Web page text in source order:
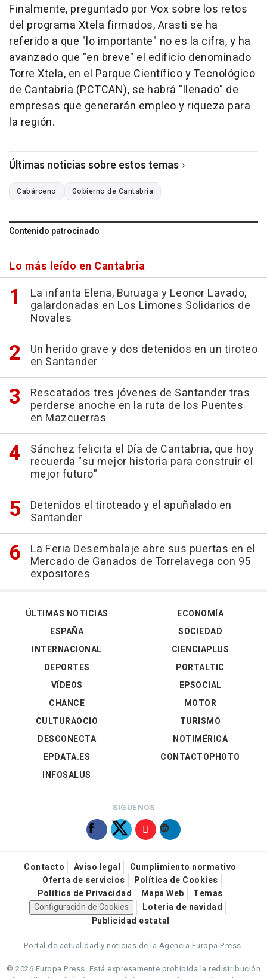
Finalmente, preguntado por Vox sobre los retos
del programa Xtela firmados, Arasti se ha
referido a que "lo importante" no es la cifra, y ha
avanzado que "en breve" el edificio denominado
Torre Xtela, en el Parque Científico y Tecnológico
de Cantabria (PCTCAN), se habrá "llenado" de
empresas que generarán empleo y riqueza para
la región.
Últimas noticias sobre estos temas
Cabárceno Gobierno de Cantabria
Contenido patrocinado
Lo más leído en Cantabria
La infanta Elena, Buruaga y Leonor Lavado,
galardonadas en Los Limones Solidarios de
Novales
Un herido grave y dos detenidos en un tiroteo
en Santander
Rescatados tres jóvenes de Santander tras
perderse anoche en la ruta de los Puentes
en Mazcuerras
Sánchez felicita el Día de Cantabria, que hoy
recuerda "su mejor historia para construir el
mejor futuro"
Detenidos el tiroteado y el apuñalado en
Santander
La Feria Desembalaje abre sus puertas en el
Mercado de Ganados de Torrelavega con 95
expositores
ÚLTIMAS NOTICIAS
ESPAÑA
INTERNACIONAL
DEPORTES
VÍDEOS
ECONOMÍA
SOCIEDAD
CIENCIAPLUS
PORTALTIC
EPSOCIAL
CHANCE
CULTURAOCIO
DESCONECTA
EPDATA.ES
INFOSALUS
MOTOR
TURISMO
NOTIMÉRICA
CONTACTOPHOTO
SÍGUENOS
Contacto Aviso legal
Cumplimiento normativo
Oferta de servicios
Política de Cookies
Política de Privacidad
Mapa Web
Temas
Configuración de Cookies
Loteria de navidad
Publicidad estatal
Portal de actualidad y noticias de la Agencia Europa Press.
© 2026 Europa Press. Está expresamente prohibida la redistribución